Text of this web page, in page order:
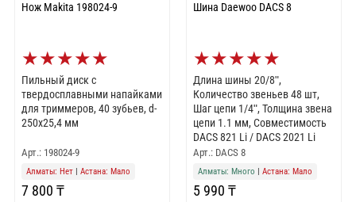
Нож Makita 198024-9
★★★★★
Пильный диск с
твердосплавными напайками
для триммеров, 40 зубьев, d-
250x25,4 мм
Арт.: 198024-9
Алматы: Нет| Астана: Мало
7 800 ₸
Шина Daewoo DACS 8
★★★★★
Длина шины 20/8ʺ,
Количество звеньев 48 шт,
Шаг цепи 1/4ʺ, Толщина звена
цепи 1.1 мм, Совместимость
DACS 821 Li / DACS 2021 Li
Арт.: DACS 8
Алматы: Много Астана: Мало
5 990 ₸